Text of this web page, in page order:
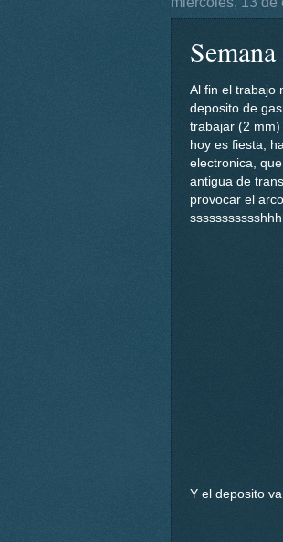
Al fin el trabajo
deposito de
trabajar (2
hoy es fiesta,
electronica,
antigua de
provocar el
Y el deposito